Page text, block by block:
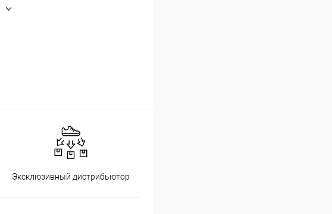
Эксклюзивный дистрибьютор